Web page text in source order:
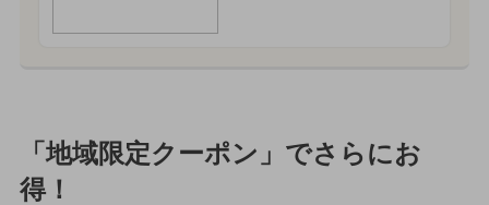
「地域限定クーポン」でさらにお
得！